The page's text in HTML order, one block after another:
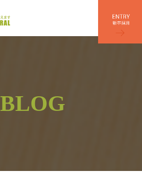
BLOG